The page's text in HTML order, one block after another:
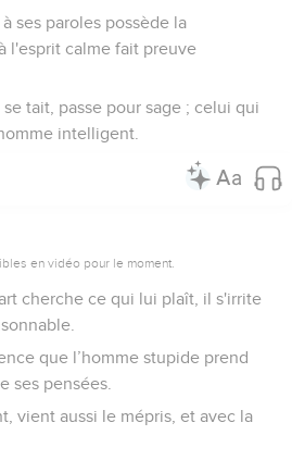
ses paroles possède la
l'esprit calme fait preuve
tait, passe pour sage ; celui qui
intelligent.
en vidéo pour le moment.
cherche ce qui lui plaît, il s'irrite
que l’homme stupide prend
ses pensées.
vient aussi le mépris, et avec la